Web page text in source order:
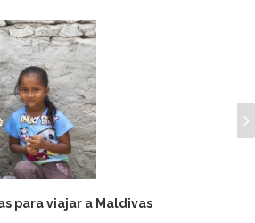
para viajar a Maldivas